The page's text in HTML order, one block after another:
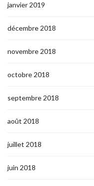
janvier 2019
décembre 2018
novembre 2018
octobre 2018
septembre 2018
août 2018
juillet 2018
juin 2018